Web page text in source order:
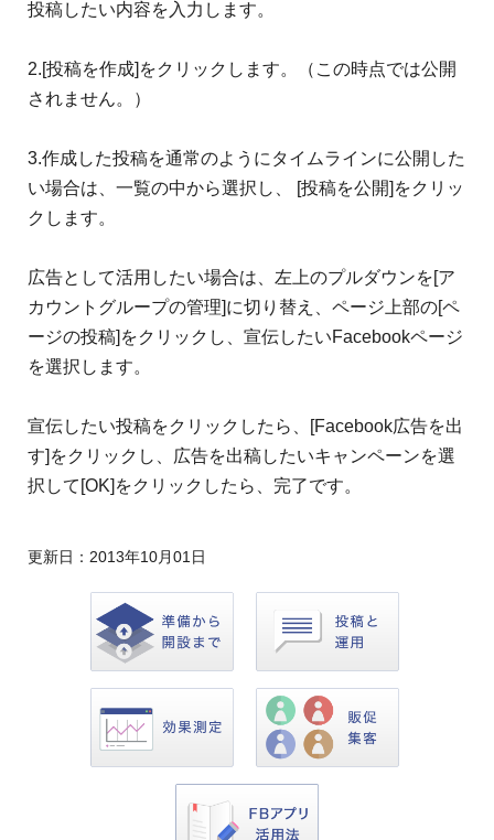
投稿したい内容を入力します。
2.[投稿を作成]をクリックします。（この時点では公開
されません。）
3.作成した投稿を通常のようにタイムラインに公開した
い場合は、一覧の中から選択し、 [投稿を公開]をクリッ
クします。
広告として活用したい場合は、左上のプルダウンを[ア
カウントグループの管理]に切り替え、ページ上部の[ペ
ージの投稿]をクリックし、宣伝したいFacebookページ
を選択します。
宣伝したい投稿をクリックしたら、[Facebook広告を出
す]をクリックし、広告を出稿したいキャンペーンを選
択して[OK]をクリックしたら、完了です。
更新日： 2013年10月01日